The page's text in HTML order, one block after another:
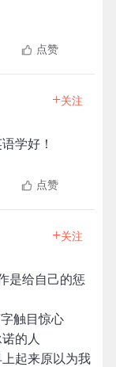
点赞
+关注
学好！
点赞
+关注
是给自己的惩
触目惊心
的人
起来原以为我